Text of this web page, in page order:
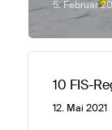
5. Februar
10 FIS-
12. Mai 2021